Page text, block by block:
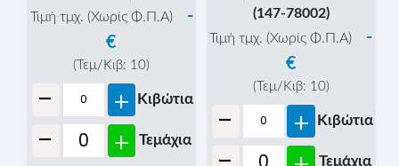
Τιμή τμχ. (Χωρίς Φ.Π.Α)
-
€
(Τεμ/Κιβ: 10)
- + Κιβώτια
- + Τεμάχια
(147-78002)
Τιμή τμχ. (Χωρίς Φ.Π.Α)
-
€
(Τεμ/Κιβ: 10)
- + Κιβώτια
Τεμάχια